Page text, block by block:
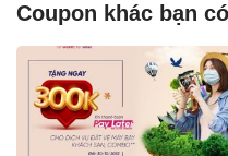
Coupon khác bạn